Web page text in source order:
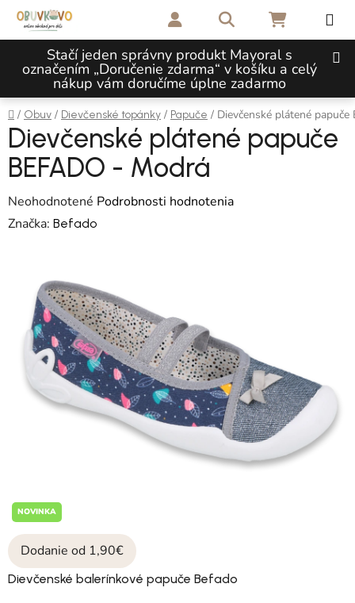
Prejsť na obsah
Stačí jeden správny produkt Mayoral s
označením „Doručenie zdarma“ v košíku a celý
nákup vám doručíme úplne zadarmo
Hľadať NÁKUPNÝ
Domov
/ Obuv / Dievčenské topánky / Papuče / Dievčenské plátené
Dodanie od 1,90€
Dievčenské balerínkové papuče Befado
Dievčenské plátené papuče
BEFADO - Modrá
Priemerné hodnotenie produktu je 0,0 z 5 hviezdičiek.
Neohodnotené Podrobnosti hodnotenia
Značka: Befado
NOVINKA